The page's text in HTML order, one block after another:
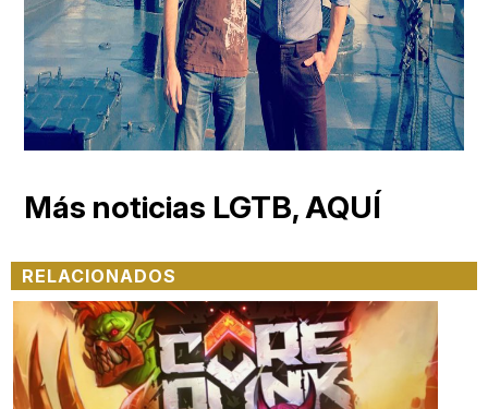
Más noticias LGTB, AQUÍ
RELACIONADOS